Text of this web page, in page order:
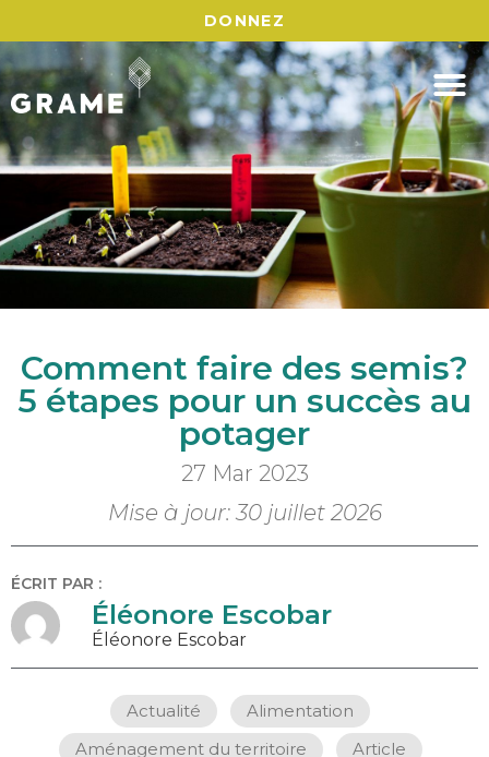
DONNEZ
Comment faire des semis?
5 étapes pour un succès au
potager
27 Mar 2023
Mise à jour: 30 juillet 2026
ÉCRIT PAR :
Éléonore Escobar
Éléonore Escobar
Actualité Alimentation
Aménagement du territoire
Article